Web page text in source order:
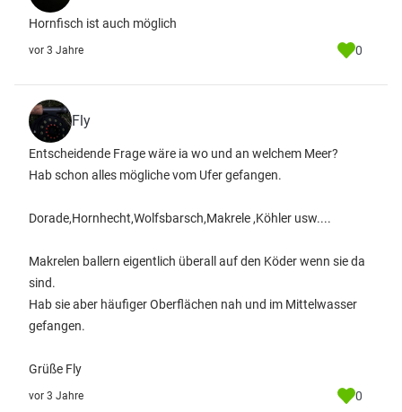
Hornfisch ist auch möglich
vor 3 Jahre 0
Fly
Entscheidende Frage wäre ia wo und an welchem Meer?
Hab schon alles mögliche vom Ufer gefangen.
Dorade,Hornhecht,Wolfsbarsch,Makrele ,Köhler usw....
Makrelen ballern eigentlich überall auf den Köder wenn sie da
sind.
Hab sie aber häufiger Oberflächen nah und im Mittelwasser
gefangen.
Grüße Fly
vor 3 Jahre 0